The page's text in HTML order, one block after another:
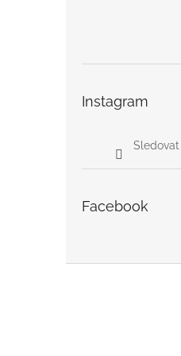
Instagram
Facebook